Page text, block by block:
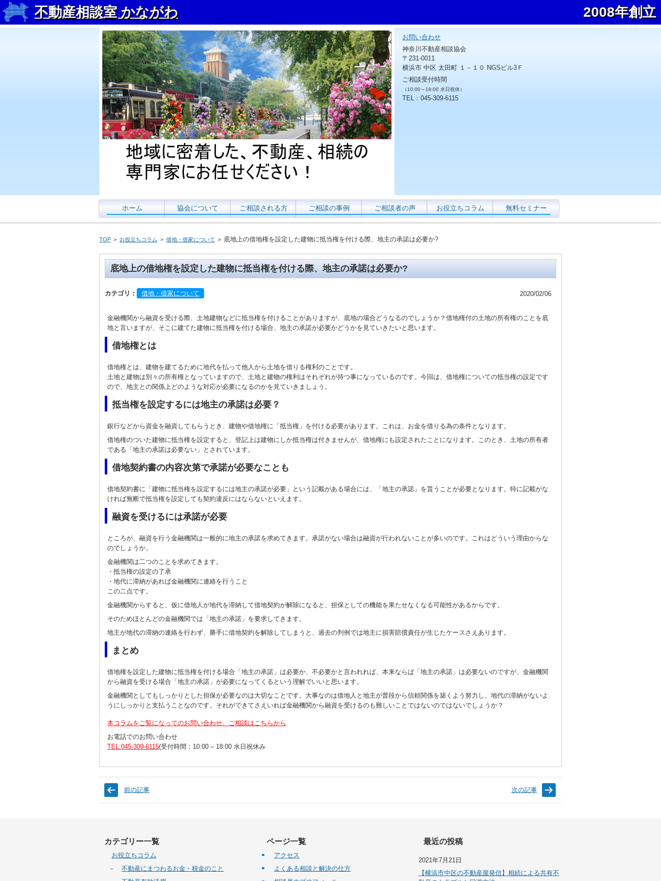
2008年創立
不動産相談室 かながわ
お問い合わせ
神奈川不動産相談協会
〒231-0011
横浜市 中区 太田町 １－１０ NGSビル3Ｆ
ご相談受付時間
（10:00～18:00 水日祝休）
TEL：045-309-6115
コンテンツに移動
ホーム 協会について ご相談される方 ご相談の事例 ご相談者の声 お役立ちコラム 無料セミナー
TOP > お役立ちコラム > 借地・借家について > 底地上の借地権を設定した建物に抵当権を付ける際、地主の承諾は必要か?
底地上の借地権を設定した建物に抵当権を付ける際、地主の承諾は必要か?
カテゴリ： 借地・借家について 2020/02/06
金融機関から融資を受ける際、土地建物などに抵当権を付けることがありますが、底地の場合どうなるのでしょうか？借地権付の土地の所有権のことを底
地と言いますが、そこに建てた建物に抵当権を付ける場合、地主の承諾が必要かどうかを見ていきたいと思います。
借地権とは
借地権とは、建物を建てるために地代を払って他人から土地を借りる権利のことです。
土地と建物は別々の所有権となっていますので、土地と建物の権利はそれぞれが持つ事になっているのです。今回は、借地権についての抵当権の設定です
ので、地主との関係上どのような対応が必要になるのかを見ていきましょう。
抵当権を設定するには地主の承諾は必要？
銀行などから資金を融資してもらうとき、建物や借地権に「抵当権」を付ける必要があります。これは、お金を借りる為の条件となります。
借地権のついた建物に抵当権を設定すると、登記上は建物にしか抵当権は付きませんが、借地権にも設定されたことになります。このとき、土地の所有者
である「地主の承諾は必要ない」とされています。
借地契約書の内容次第で承諾が必要なことも
借地契約書に「建物に抵当権を設定するには地主の承諾が必要」という記載がある場合には、「地主の承諾」を貰うことが必要となります。特に記載がな
ければ無断で抵当権を設定しても契約違反にはならないといえます。
融資を受けるには承諾が必要
ところが、融資を行う金融機関は一般的に地主の承諾を求めてきます。承諾がない場合は融資が行われないことが多いのです。これはどういう理由からな
のでしょうか。
金融機関は二つのことを求めてきます。
・抵当権の設定の了承
・地代に滞納があれば金融機関に連絡を行うこと
この二点です。
金融機関からすると、仮に借地人が地代を滞納して借地契約が解除になると、担保としての機能を果たせなくなる可能性があるからです。
そのためほとんどの金融機関では「地主の承諾」を要求してきます。
地主が地代の滞納の連絡を行わず、勝手に借地契約を解除してしまうと、過去の判例では地主に損害賠償責任が生じたケースさえあります。
まとめ
借地権を設定した建物に抵当権を付ける場合「地主の承諾」は必要か、不必要かと言われれば、本来ならば「地主の承諾」は必要ないのですが、金融機関
から融資を受ける場合「地主の承諾」が必要になってくるという理解でいいと思います。
金融機関としてもしっかりとした担保が必要なのは大切なことです。大事なのは借地人と地主が普段から信頼関係を築くよう努力し、地代の滞納がないよ
うにしっかりと支払うことなのです。それができてさえいれば金融機関から融資を受けるのも難しいことではないのではないでしょうか？
本コラムをご覧になってのお問い合わせ、ご相談はこちらから
お電話でのお問い合わせ
TEL:045-309-6115(受付時間：10:00 – 18:00 水日祝休み
前の記事 次の記事
カテゴリー一覧
お役立ちコラム
不動産にまつわるお金・税金のこと
ページ一覧
アクセス
よくある相談と解決の仕方
最近の投稿
2021年7月21日
【横浜市中区の不動産屋発信】相続による共有不